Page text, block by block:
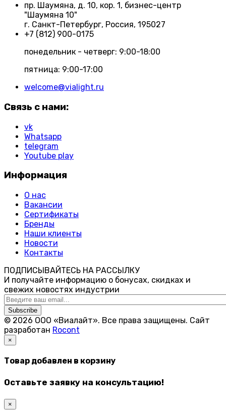
пр. Шаумяна, д. 10, кор. 1, бизнес-центр
"Шаумяна 10"
г. Санкт-Петербург, Россия, 195027
+7 (812) 900-0175
понедельник - четверг: 9:00-18:00
пятница: 9:00-17:00
welcome@vialight.ru
Связь с нами:
vk
Whatsapp
telegram
Youtube play
Информация
О нас
Вакансии
Сертификаты
Бренды
Наши клиенты
Новости
Контакты
ПОДПИСЫВАЙТЕСЬ НА РАССЫЛКУ
И получайте информацию о бонусах, скидках и
свежих новостях индустрии
Subscribe
© 2026 ООО «Виалайт». Все права защищены. Cайт
разработан Rocont
×
Товар добавлен в корзину
Оставьте заявку на консультацию!
×